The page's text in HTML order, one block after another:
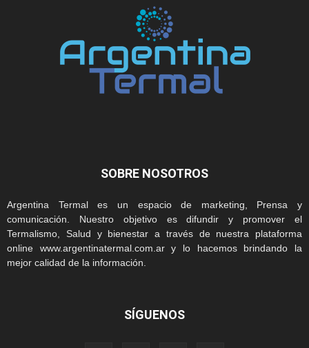
SOBRE NOSOTROS
Argentina Termal es un espacio de marketing, Prensa y
comunicación. Nuestro objetivo es difundir y promover el
Termalismo, Salud y bienestar a través de nuestra plataforma
online www.argentinatermal.com.ar y lo hacemos brindando la
mejor calidad de la información.
SÍGUENOS